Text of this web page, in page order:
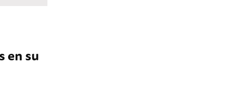
en su